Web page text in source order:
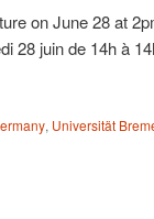
on June 28 at
28 juin de 14h à
, Universität